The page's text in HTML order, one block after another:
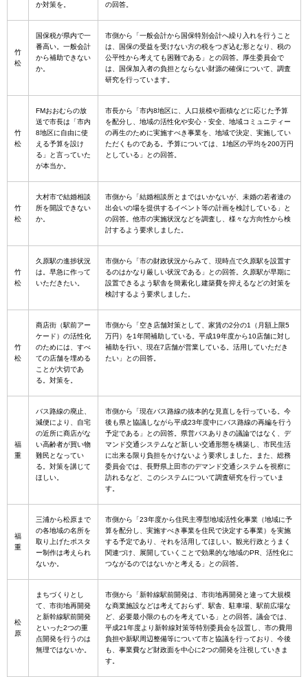
か対策を。 の回答。
竹
松
国保税が県内で一
番高い。一般会計
から補助できない
か。
市側から「一般会計から国保特別会計へ繰り入れを行うこと
は、国保の受益を受けない方の税をつぎ込む形となり、税の
公平性から考えても困難である」との回答。厚生委員会で
は、国保加入者の負担とならない財源の確保について、調査
研究を行っています。
竹
松
FMおおむらの放
送で市長は「市内
8地区に自由に使
える予算を設け
る」と言っていた
が本当か。
市長から「市内8地区に、人口規模や面積などに応じた予算
を配分し、地域の活性化や安心・安全、地域コミュニティー
の再生のために実施すべき事業を、地域で決定、実施してい
ただくものである。予算については、1地区の平均を200万円
としている」との回答。
竹
松
大村市で結婚相談
所を開設できない
か。
市側から「結婚相談所とまではいかないが、未婚の若者達の
出会いの場を提供するイベント等の計画を検討している」と
の回答。他市の実施状況などを調査し、様々な方向性から検
討するよう要求しました。
竹
松
久原駅の進捗状況
は。早急に作って
いただきたい。
市側から「市の財政状況からみて、現時点で久原駅を設置す
るのはかなり厳しい状況である」との回答。久原駅が早期に
設置できるよう駅舎を簡素化し建築費を抑えるなどの対策を
検討するよう要求しました。
竹
松
商店街（駅前アー
ケード）の活性化
のためには、すべ
ての店舗を埋める
ことが大切であ
る。対策を。
市側から「空き店舗対策として、家賃の2分の1（月額上限5
万円）を1年間補助している。平成19年度から10店舗に対し
補助を行い、現在7店舗が営業している。活用していただき
たい」との回答。
福
重
バス路線の廃止、
減便により、自宅
の近所に商店がな
い高齢者が買い物
難民となってい
る。対策を講じて
ほしい。
市側から「現在バス路線の抜本的な見直しを行っている。今
後も県と協議しながら平成23年度中にバス路線の再編を行う
予定である」との回答。県営バスありきの議論ではなく、デ
マンド交通システムなど新しい交通形態を構築し、市民生活
に出来る限り負担をかけないよう要求しました。また、総務
委員会では、長野県上田市のデマンド交通システムを視察に
訪れるなど、このシステムについて調査研究を行っていま
す。
福
重
三浦から松原まで
の各地域の名所を
取り上げたポスタ
ー制作は考えられ
ないか。
市側から「23年度から住民主導型地域活性化事業（地域に予
算を配分し、実施すべき事業を住民で決定する事業）を実施
する予定であり、それを活用してほしい。観光行政とうまく
関連づけ、展開していくことで効果的な地域のPR、活性化に
つながるのではないかと考える」との回答。
松
原
まちづくりとし
て、市街地再開発
と新幹線駅前開発
といった2つの重
点開発を行うのは
無理ではないか。
市側から「新幹線駅前開発は、市街地再開発と違って大規模
な商業施設などは考えておらず、駅舎、駐車場、駅前広場な
ど、必要最小限のものを考えている」との回答。議会では、
平成21年度より新幹線対策等特別委員会を設置し、市の費用
負担や新駅周辺整備等について市と協議を行っており、今後
も、事業費など財政面を中心に2つの開発を注視していきま
す。